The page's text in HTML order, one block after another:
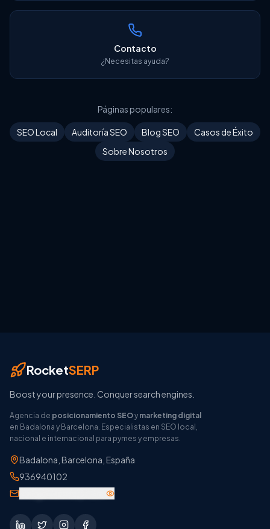
Contacto
¿Necesitas ayuda?
Páginas populares:
SEO Local Auditoría SEO Blog SEO
Casos de Éxito
Sobre Nosotros
RocketSERP
Boost your presence. Conquer search engines.
Agencia de posicionamiento SEOy marketing digital
en Badalona y Barcelona. Especialistas en SEO local,
nacional e internacional para pymes y empresas.
Badalona Barcelona España
936940102